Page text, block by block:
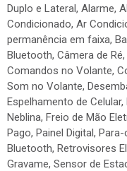
Duplo e Lateral, Alarme,
Condicionado, Ar
permanência em faixa,
Bluetooth, Câmera de
Comandos no Volante,
Som no Volante,
Espelhamento de
Neblina, Freio de Mão
Pago, Painel Digital,
Bluetooth, Retrovisores
Gravame, Sensor de